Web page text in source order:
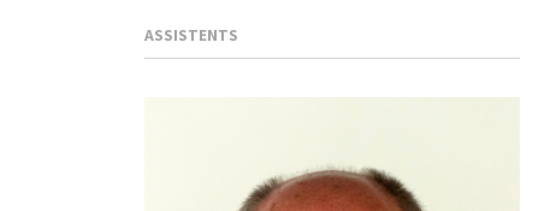
ASSISTENTS